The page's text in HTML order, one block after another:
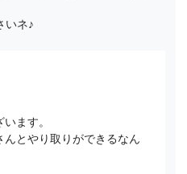
いネ♪
ます。
とやり取りができるなん